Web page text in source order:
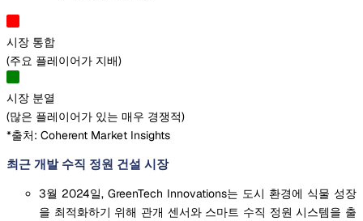
시장 통합
(주요 플레이어가 지배)
시장 분열
(많은 플레이어가 있는 매우 경쟁적)
*출처: Coherent Market Insights
최근 개발 수직 정원 건설 시장
3월 2024일, GreenTech Innovations는 도시 환경에 식물 성장
을 최적화하기 위해 관개 센서와 스마트 수직 정원 시스템을 출